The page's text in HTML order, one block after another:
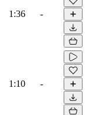
1:36 -
1:10 -